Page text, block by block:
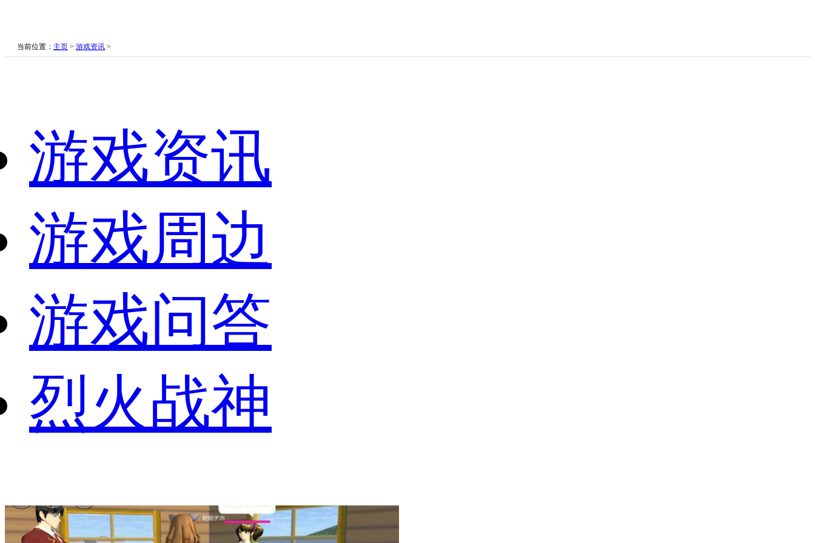
当前位置： 主页 > 游戏资讯 >
游戏资讯
游戏周边
游戏问答
烈火战神